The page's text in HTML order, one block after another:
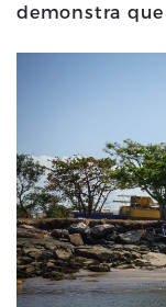
demonstra